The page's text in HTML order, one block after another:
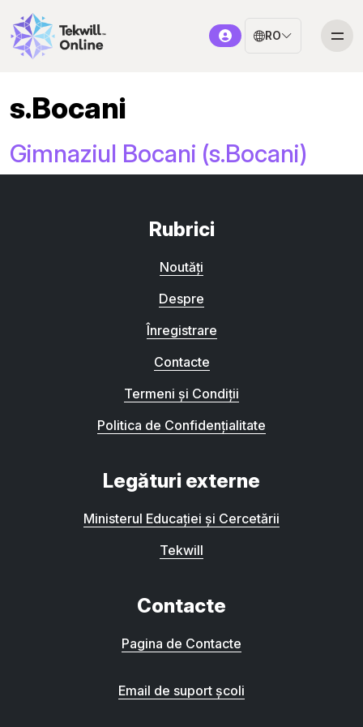
RO
s.Bocani
Gimnaziul Bocani (s.Bocani)
Rubrici
Noutăți
Despre
Înregistrare
Contacte
Termeni și Condiții
Politica de Confidențialitate
Legături externe
Ministerul Educației și Cercetării
Tekwill
Contacte
Pagina de Contacte
Email de suport școli